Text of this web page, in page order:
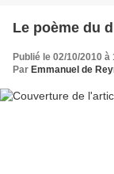
Le poème du
Publié le 02/10/2010 à
Par Emmanuel de